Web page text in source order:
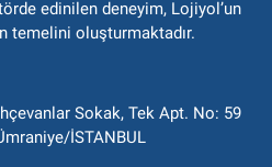
edinilen deneyim, Lojiyol’un
temelini oluşturmaktadır.
Sokak, Tek Apt. No: 59
İSTANBUL